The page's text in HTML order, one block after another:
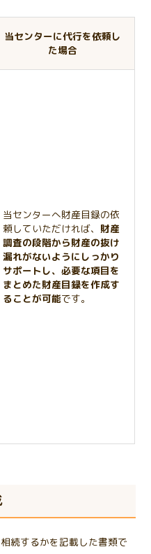
当センターに代行を依頼し
た場合
当センターへ財産目録の依
頼していただければ、 財産
調査の段階から財産の抜け
漏れがないようにしっかり
サポートし、必要な項目を
まとめた財産目録を作成す
ることが可能です。
続するかを記載した書類で